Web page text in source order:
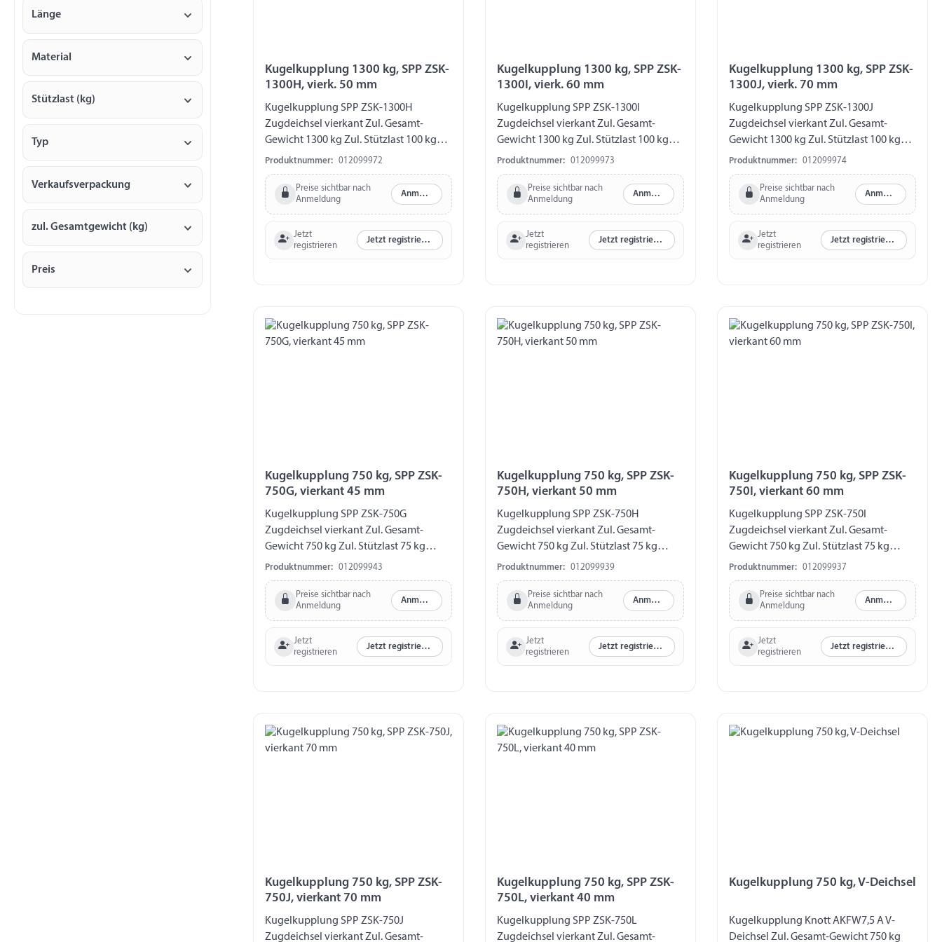
Länge
Material
Stützlast (kg)
Typ
Verkaufsverpackung
zul. Gesamtgewicht (kg)
Preis
Kugelkupplung 1300 kg, SPP ZSK-
1300H, vierk. 50 mm
Kugelkupplung SPP ZSK-1300H
Zugdeichsel vierkant Zul. Gesamt-
Gewicht 1300 kg Zul. Stützlast 100 kg
Zugstange 50 mm Bohrung vertikal Ø
12,5 mm Abstand Bohrungen 90 mm
Produktnummer: 012099972
Preise sichtbar nach
Anmeldung
Anmelden
Jetzt
registrieren
Jetzt registrieren
Kugelkupplung 1300 kg, SPP ZSK-
1300I, vierk. 60 mm
Kugelkupplung SPP ZSK-1300I
Zugdeichsel vierkant Zul. Gesamt-
Gewicht 1300 kg Zul. Stützlast 100 kg
Zugstange 60 mm Bohrung vertikal Ø
12,5 mm Abstand Bohrungen 90 mm
Produktnummer: 012099973
Preise sichtbar nach
Anmeldung
Anmelden
Jetzt
registrieren
Jetzt registrieren
Kugelkupplung 1300 kg, SPP ZSK-
1300J, vierk. 70 mm
Kugelkupplung SPP ZSK-1300J
Zugdeichsel vierkant Zul. Gesamt-
Gewicht 1300 kg Zul. Stützlast 100 kg
Zugstange 70 mm Bohrung vertikal Ø
12,5 mm Abstand Bohrungen 90 mm
Produktnummer: 012099974
Preise sichtbar nach
Anmeldung
Anmelden
Jetzt
registrieren
Jetzt registrieren
Kugelkupplung 750 kg, SPP ZSK-
750G, vierkant 45 mm
Kugelkupplung SPP ZSK-750G
Zugdeichsel vierkant Zul. Gesamt-
Gewicht 750 kg Zul. Stützlast 75 kg
Zugstange 45 mm Bohrung vertikal Ø
12,5 mm Abstand Bohrungen 90 mm
Produktnummer: 012099943
Preise sichtbar nach
Anmeldung
Anmelden
Jetzt
registrieren
Jetzt registrieren
Kugelkupplung 750 kg, SPP ZSK-
750H, vierkant 50 mm
Kugelkupplung SPP ZSK-750H
Zugdeichsel vierkant Zul. Gesamt-
Gewicht 750 kg Zul. Stützlast 75 kg
Zugstange 50 mm Bohrung vertikal Ø
12,5 mm Abstand Bohrungen 90 mm
Produktnummer: 012099939
Preise sichtbar nach
Anmeldung
Anmelden
Jetzt
registrieren
Jetzt registrieren
Kugelkupplung 750 kg, SPP ZSK-
750I, vierkant 60 mm
Kugelkupplung SPP ZSK-750I
Zugdeichsel vierkant Zul. Gesamt-
Gewicht 750 kg Zul. Stützlast 75 kg
Zugstange 60 mm Bohrung vertikal Ø
12,5 mm Bohrung horizontal Ø 12,5 mm
Abstand Bohrungen horizontal 80-90
mm Abstand Bohrungen vertikal 90 mm
Produktnummer: 012099937
Preise sichtbar nach
Anmeldung
Anmelden
Jetzt
registrieren
Jetzt registrieren
Kugelkupplung 750 kg, SPP ZSK-
750J, vierkant 70 mm
Kugelkupplung SPP ZSK-750J
Zugdeichsel vierkant Zul. Gesamt-
Kugelkupplung 750 kg, SPP ZSK-
750L, vierkant 40 mm
Kugelkupplung SPP ZSK-750L
Zugdeichsel vierkant Zul. Gesamt-
Kugelkupplung 750 kg, V-Deichsel
Kugelkupplung Knott AKFW7,5 A V-
Deichsel Zul. Gesamt-Gewicht 750 kg